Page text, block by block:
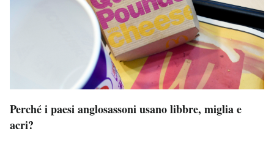
Perché i paesi anglosassoni usano libbre, miglia e
acri?